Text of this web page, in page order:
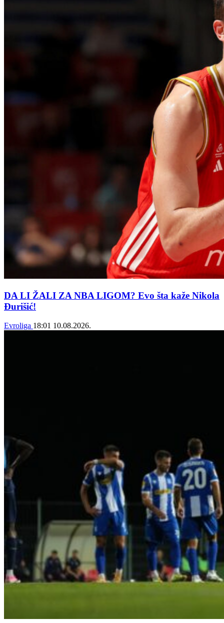
DA LI ŽALI ZA NBA LIGOM? Evo šta kaže Nikola
Đurišić!
Evroliga 18:01 10.08.2026.